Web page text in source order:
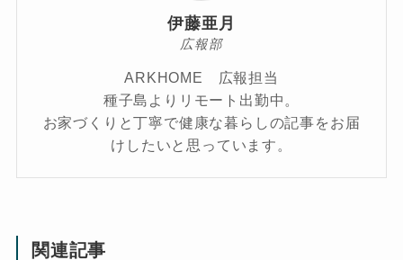
伊藤亜月
広報部
ARKHOME 広報担当
種子島よりリモート出勤中。
お家づくりと丁寧で健康な暮らしの記事をお届
けしたいと思っています。
関連記事